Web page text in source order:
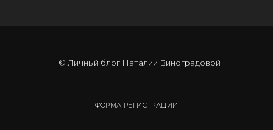
© Личный блог Наталии Виноградовой
ФОРМА РЕГИСТРАЦИИ